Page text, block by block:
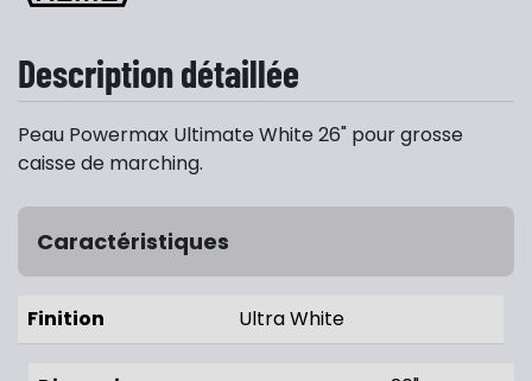
Description détaillée
Peau Powermax Ultimate White 26" pour grosse
caisse de marching.
Caractéristiques
Finition Ultra White